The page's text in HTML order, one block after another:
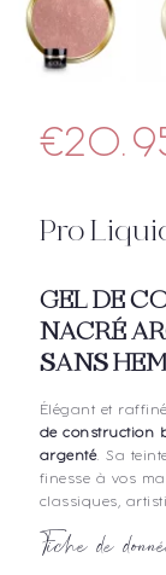
€
Pro
GEL DE
NACRÉ
SANS
Élégant et
de construction
argenté. Sa
finesse à vos
classiques,
Fiche de